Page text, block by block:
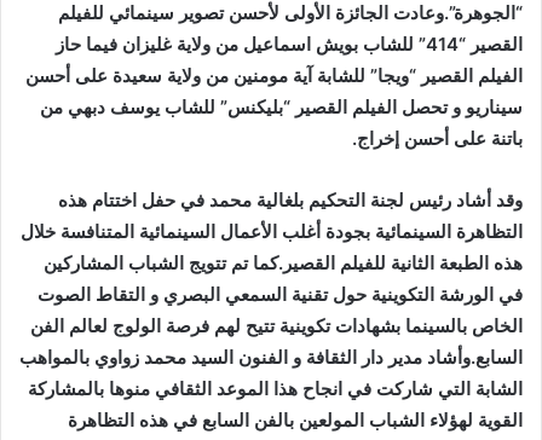
“الجوهرة”.وعادت الجائزة الأولى لأحسن تصوير سينمائي للفيلم
القصير “414” للشاب بويش اسماعيل من ولاية غليزان فيما حاز
الفيلم القصير “ويجا” للشابة آية مومنين من ولاية سعيدة على أحسن
سيناريو و تحصل الفيلم القصير “بليكنس” للشاب يوسف دبهي من
باتنة على أحسن إخراج.
وقد أشاد رئيس لجنة التحكيم بلغالية محمد في حفل اختتام هذه
التظاهرة السينمائية بجودة أغلب الأعمال السينمائية المتنافسة خلال
هذه الطبعة الثانية للفيلم القصير.كما تم تتويج الشباب المشاركين
في الورشة التكوينية حول تقنية السمعي البصري و التقاط الصوت
الخاص بالسينما بشهادات تكوينية تتيح لهم فرصة الولوج لعالم الفن
السابع.وأشاد مدير دار الثقافة و الفنون السيد محمد زواوي بالمواهب
الشابة التي شاركت في انجاح هذا الموعد الثقافي منوها بالمشاركة
القوية لهؤلاء الشباب المولعين بالفن السابع في هذه التظاهرة